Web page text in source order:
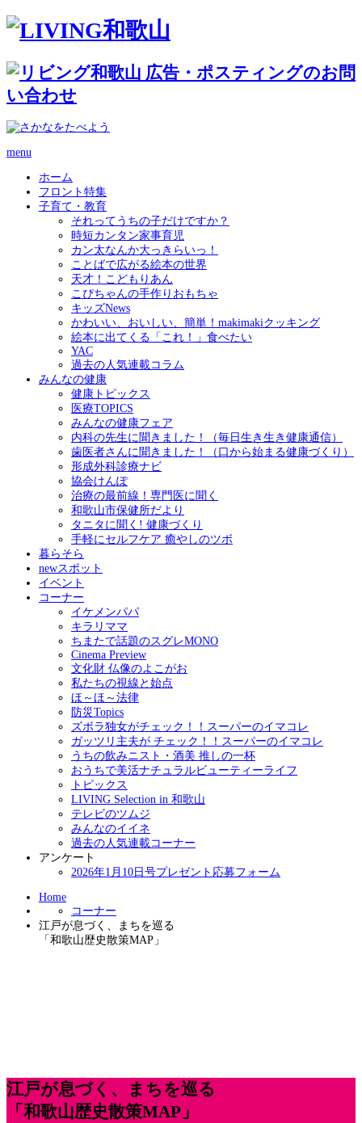
menu
ホーム
フロント特集
子育て・教育
それってうちの子だけですか？
時短カンタン家事育児
カン太なんか大っきらいっ！
ことばで広がる絵本の世界
天才！こどもりあん
こぴちゃんの手作りおもちゃ
キッズNews
かわいい、おいしい、簡単！makimakiクッキング
絵本に出てくる「これ！」食べたい
YAC
過去の人気連載コラム
みんなの健康
健康トピックス
医療TOPICS
みんなの健康フェア
内科の先生に聞きました！（毎日生き生き健康通信）
歯医者さんに聞きました！（口から始まる健康づくり）
形成外科診療ナビ
協会けんぽ
治療の最前線！専門医に聞く
和歌山市保健所だより
タニタに聞く! 健康づくり
手軽にセルフケア 癒やしのツボ
暮らそら
newスポット
イベント
コーナー
イケメンパパ
キラリママ
ちまたで話題のスグレMONO
Cinema Preview
文化財 仏像のよこがお
私たちの視線と始点
ほ～ほ～法律
防災Topics
ズボラ独女がチェック！！スーパーのイマコレ
ガッツリ主夫が チェック！！スーパーのイマコレ
うちの飲みニスト・酒美 推しの一杯
おうちで美活ナチュラルビューティーライフ
トピックス
LIVING Selection in 和歌山
テレビのツムジ
みんなのイイネ
過去の人気連載コーナー
アンケート
2026年1月10日号プレゼント応募フォーム
Home
コーナー
江戸が息づく、まちを巡る
「和歌山歴史散策MAP」
江戸が息づく、まちを巡る
「和歌山歴史散策MAP」